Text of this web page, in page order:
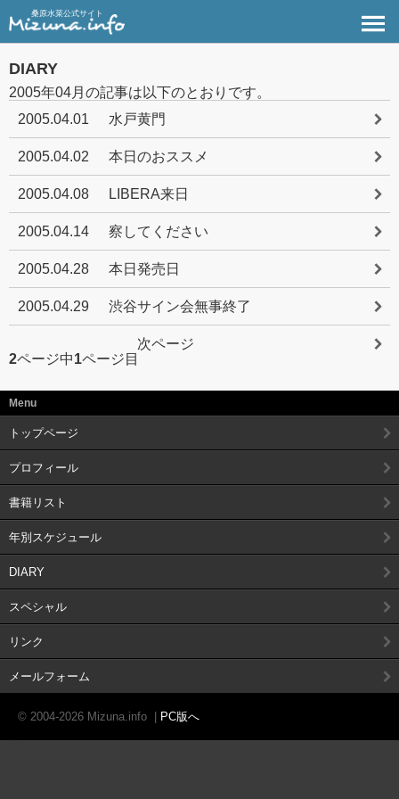
桑原水菜公式サイト
DIARY
2005年04月の記事は以下のとおりです。
2005.04.01
水戸黄門
2005.04.02 本日のおススメ
2005.04.08 LIBERA来日
2005.04.14 察してください
2005.04.28 本日発売日
2005.04.29 渋谷サイン会無事終了
次ページ
2ページ中1ページ目
Menu
トップページ
プロフィール
書籍リスト
年別スケジュール
DIARY
スペシャル
リンク
メールフォーム
© 2004-2026 Mizuna.info PC版へ